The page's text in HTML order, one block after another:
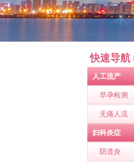
快速导航
人工流产
早孕检测
无痛人流
妇科炎症
阴道炎